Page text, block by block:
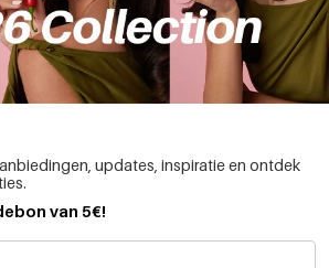
updates, inspiratie en ontdek
van 5€!